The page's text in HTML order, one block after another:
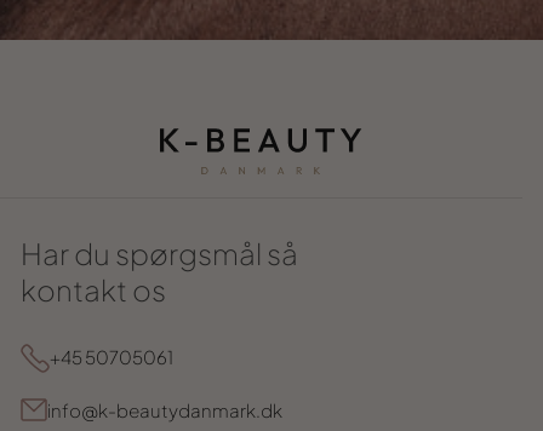
Har du spørgsmål så
kontakt os
+45 50705061
info@k-beautydanmark.dk